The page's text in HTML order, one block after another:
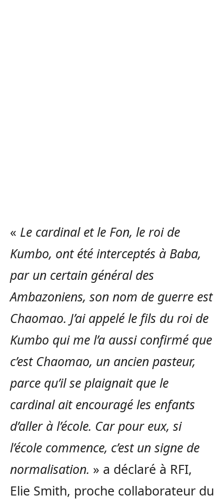
« Le cardinal et le Fon, le roi de
Kumbo, ont été interceptés à Baba,
par un certain général des
Ambazoniens, son nom de guerre est
Chaomao. J’ai appelé le fils du roi de
Kumbo qui me l’a aussi confirmé que
c’est Chaomao, un ancien pasteur,
parce qu’il se plaignait que le
cardinal ait encouragé les enfants
d’aller à l’école. Car pour eux, si
l’école commence, c’est un signe de
normalisation. » a déclaré à RFI,
Elie Smith, proche collaborateur du